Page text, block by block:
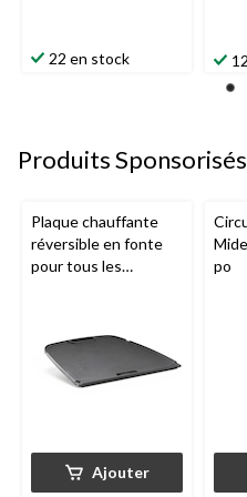
22 en stock
Produits Sponsorisés
Plaque chauffante
réversible en fonte
pour tous les
série Q285
Ajouter
po